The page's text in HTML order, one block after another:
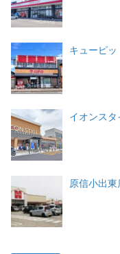
キューピ
イオンス
原信小出東